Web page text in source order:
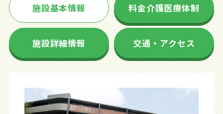
施設基本情報 料金介護医療体制
施設詳細情報 交通・アクセス